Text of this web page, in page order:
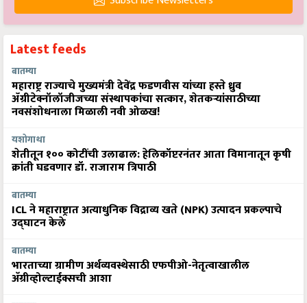
Latest feeds
बातम्या
महाराष्ट्र राज्याचे मुख्यमंत्री देवेंद्र फडणवीस यांच्या हस्ते ध्रुव
ॲग्रीटेक्नॉलॉजीजच्या संस्थापकांचा सत्कार, शेतकऱ्यांसाठीच्या
नवसंशोधनाला मिळाली नवी ओळख!
यशोगाथा
शेतीतून १०० कोटींची उलाढाल: हेलिकॉप्टरनंतर आता विमानातून कृषी
क्रांती घडवणार डॉ. राजाराम त्रिपाठी
बातम्या
ICL ने महाराष्ट्रात अत्याधुनिक विद्राव्य खते (NPK) उत्पादन प्रकल्पाचे
उद्घाटन केले
बातम्या
भारताच्या ग्रामीण अर्थव्यवस्थेसाठी एफपीओ-नेतृत्वाखालील
अ‍ॅग्रीव्होल्टाईक्सची आशा